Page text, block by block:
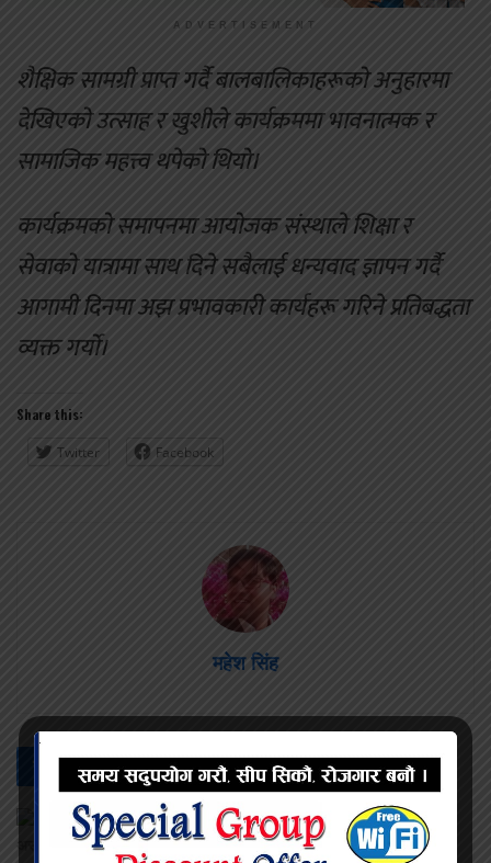
ADVERTISEMENT
शैक्षिक सामग्री प्राप्त गर्दै बालबालिकाहरूको अनुहारमा
देखिएको उत्साह र खुशीले कार्यक्रममा भावनात्मक र
सामाजिक महत्त्व थपेको थियो।
कार्यक्रमको समापनमा आयोजक संस्थाले शिक्षा र
सेवाको यात्रामा साथ दिने सबैलाई धन्यवाद ज्ञापन गर्दै
आगामी दिनमा अझ प्रभावकारी कार्यहरू गरिने प्रतिबद्धता
व्यक्त गर्यो।
Share this:
Twitter Facebook
महेश सिंह
सम्बन्धित -समाचार